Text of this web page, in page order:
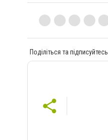
Поділіться та